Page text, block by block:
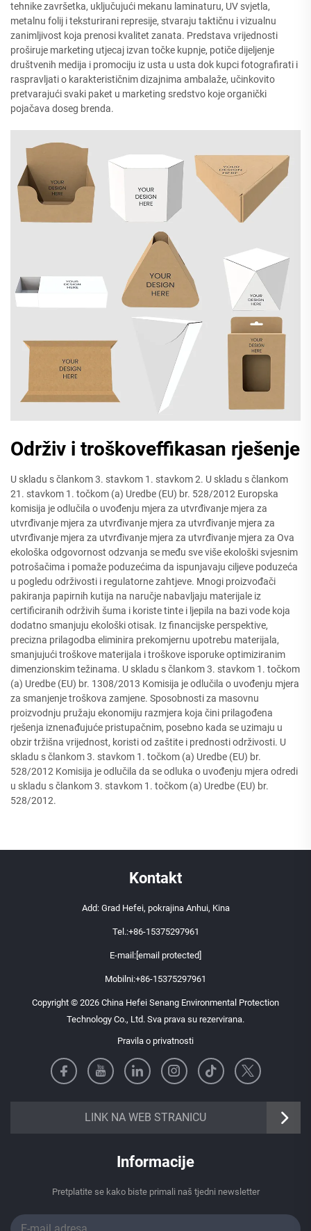
tehnike završetka, uključujući mekanu laminaturu, UV svjetla,
metalnu folij i teksturirani represije, stvaraju taktičnu i vizualnu
zanimljivost koja prenosi kvalitet zanata. Predstava vrijednosti
proširuje marketing utjecaj izvan točke kupnje, potiče dijeljenje
društvenih medija i promociju iz usta u usta dok kupci fotografirati i
raspravljati o karakterističnim dizajnima ambalaže, učinkovito
pretvarajući svaki paket u marketing sredstvo koje organički
pojačava doseg brenda.
Održiv i troškoveffikasan rješenje
U skladu s člankom 3. stavkom 1. stavkom 2. U skladu s člankom
21. stavkom 1. točkom (a) Uredbe (EU) br. 528/2012 Europska
komisija je odlučila o uvođenju mjera za utvrđivanje mjera za
utvrđivanje mjera za utvrđivanje mjera za utvrđivanje mjera za
utvrđivanje mjera za utvrđivanje mjera za utvrđivanje mjera za Ova
ekološka odgovornost odzvanja se među sve više ekološki svjesnim
potrošačima i pomaže poduzećima da ispunjavaju ciljeve poduzeća
u pogledu održivosti i regulatorne zahtjeve. Mnogi proizvođači
pakiranja papirnih kutija na naručje nabavljaju materijale iz
certificiranih održivih šuma i koriste tinte i ljepila na bazi vode koja
dodatno smanjuju ekološki otisak. Iz financijske perspektive,
precizna prilagodba eliminira prekomjernu upotrebu materijala,
smanjujući troškove materijala i troškove isporuke optimiziranim
dimenzionskim težinama. U skladu s člankom 3. stavkom 1. točkom
(a) Uredbe (EU) br. 1308/2013 Komisija je odlučila o uvođenju mjera
za smanjenje troškova zamjene. Sposobnosti za masovnu
proizvodnju pružaju ekonomiju razmjera koja čini prilagođena
rješenja iznenađujuće pristupačnim, posebno kada se uzimaju u
obzir tržišna vrijednost, koristi od zaštite i prednosti održivosti. U
skladu s člankom 3. stavkom 1. točkom (a) Uredbe (EU) br.
528/2012 Komisija je odlučila da se odluka o uvođenju mjera odredi
u skladu s člankom 3. stavkom 1. točkom (a) Uredbe (EU) br.
528/2012.
Kontakt
Add: Grad Hefei, pokrajina Anhui, Kina
Tel.:+86-15375297961
E-mail: [email protected]
Mobilni:+86-15375297961
Copyright © 2026 China Hefei Senang Environmental Protection
Technology Co., Ltd. Sva prava su rezervirana.
Pravila o privatnosti
LINK NA WEB STRANICU
https://senangbz.en.alibaba.com
Informacije
Pretplatite se kako biste primali naš tjedni newsletter